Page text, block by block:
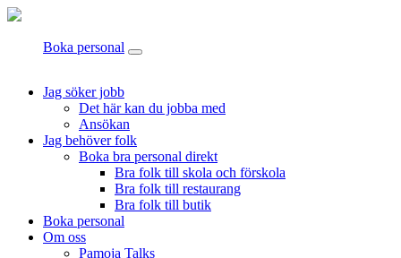
Boka personal
Jag söker jobb
Det här kan du jobba med
Ansökan
Jag behöver folk
Boka bra personal direkt
Bra folk till skola och förskola
Bra folk till restaurang
Bra folk till butik
Boka personal
Om oss
Pamoja Talks